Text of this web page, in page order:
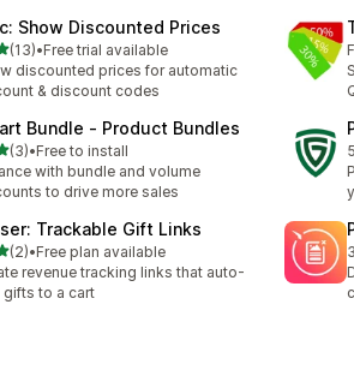
Show Discounted Prices
yıldız üzerinden
(13)13 değerlendirme
•Free trial available
discounted prices for automatic
& discount codes
Bundle ‑ Product Bundles
yıldız üzerinden
(3)3 değerlendirme
•Free to install
with bundle and volume
to drive more sales
Trackable Gift Links
yıldız üzerinden
(2)2 değerlendirme
•Free plan available
revenue tracking links that auto-
gifts to a cart